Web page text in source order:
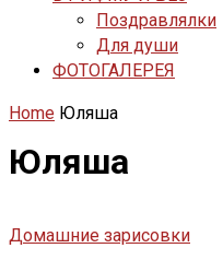
Поздравлялки
Для души
ФОТОГАЛЕРЕЯ
Home Юляша
Юляша
Домашние зарисовки